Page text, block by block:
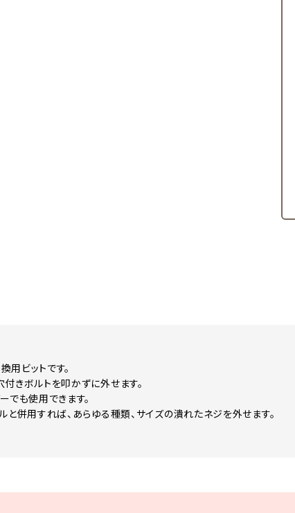
用ビットです。
きボルトを叩かずに外せます。
でも使用できます。
と併用すれば、あらゆる種類、サイズの潰れたネジを外せます。